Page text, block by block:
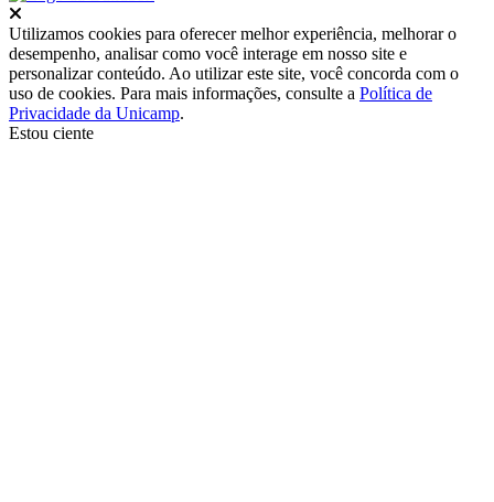
Utilizamos cookies para oferecer melhor experiência, melhorar o
desempenho, analisar como você interage em nosso site e
personalizar conteúdo. Ao utilizar este site, você concorda com o
uso de cookies. Para mais informações, consulte a Política de
Privacidade da Unicamp.
Estou ciente